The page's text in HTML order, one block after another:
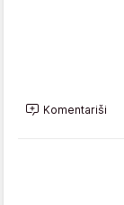
Komentariši